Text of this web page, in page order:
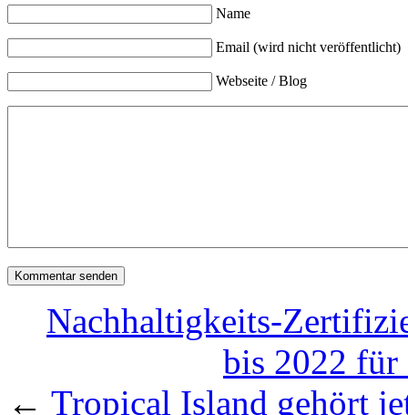
Name
Email (wird nicht veröffentlicht)
Webseite / Blog
Nachhaltigkeits-
bis 2022
← Tropical Island gehört